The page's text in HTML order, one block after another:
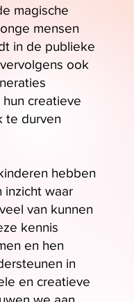
magische
mensen
in de publieke
ook
creatieve
te durven
hebben
inzicht waar
van kunnen
kennis
en hen
in
en creatieve